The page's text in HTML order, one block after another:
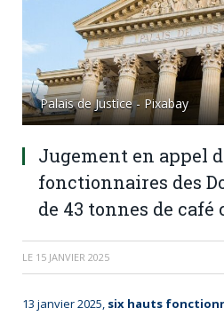
Palais de Justice - Pixabay
Jugement en appel
fonctionnaires des
de 43 tonnes de
LE 15 JANVIER 2025
13 janvier 2025, six hauts